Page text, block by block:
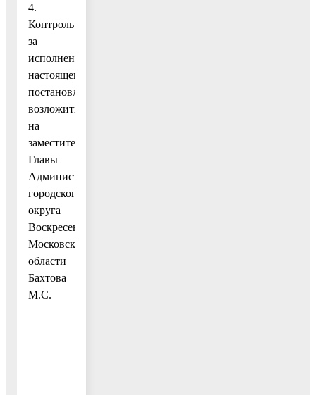
4.
Контроль
за
исполнением
настоящего
постановления
возложить
на
заместителя
Главы
Администрации
городского
округа
Воскресенск
Московской
области
Бахтова
М.С.